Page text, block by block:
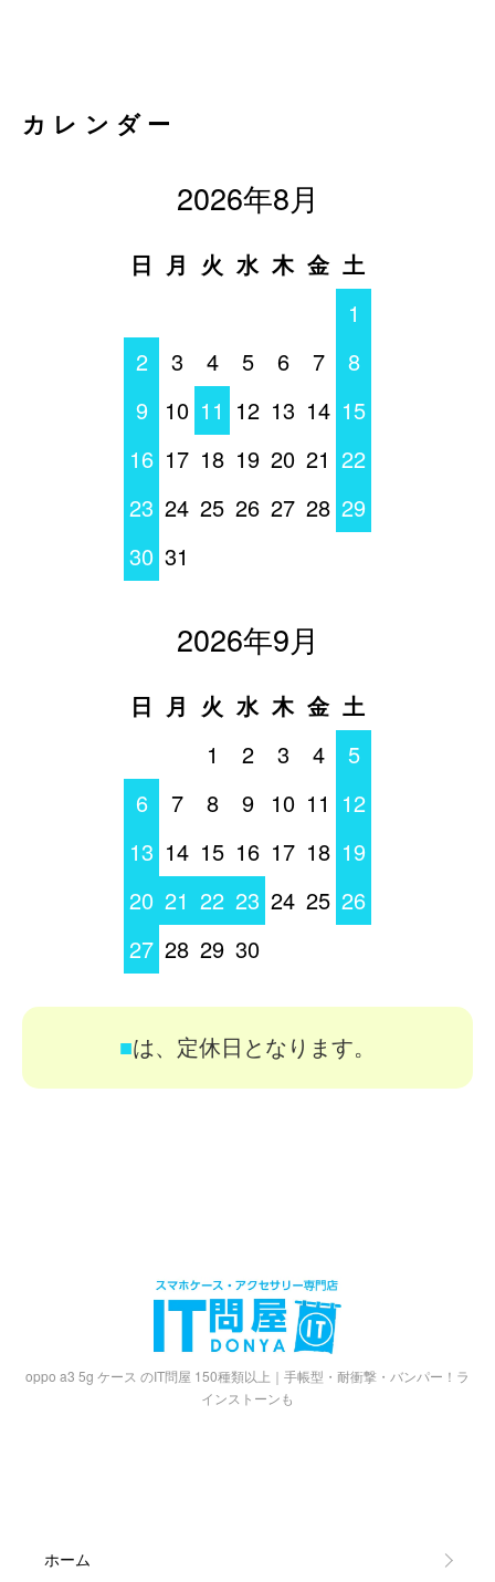
カレンダー
2026年8月
日 月 火 水 木 金 土
1
2
3 4 5 6 7
8
9
10 11 12 13 14 15
16 17 18 19 20 21 22
23 24 25 26 27 28 29
30 31
2026年9月
日 月 火 水 木 金 土
1
2 3 4
5
6
7 8 9 10 11 12
13 14 15 16 17 18 19
20 21 22 23 24 25 26
27 28 29 30
■は、定休日となります。
oppo a3 5g ケース のIT問屋 150種類以上｜手帳型・耐衝撃・バンパー！ラ
インストーンも
ホーム